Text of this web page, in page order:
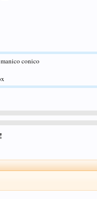
conico